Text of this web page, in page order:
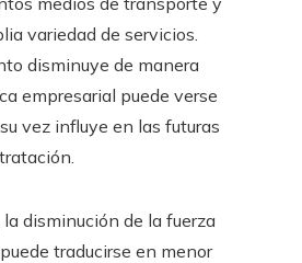
variedad de servicios.
disminuye de manera
empresarial puede verse
vez influye en las futuras
disminución de la fuerza
traducirse en menor